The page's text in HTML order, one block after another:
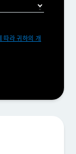
따라 귀하의 개